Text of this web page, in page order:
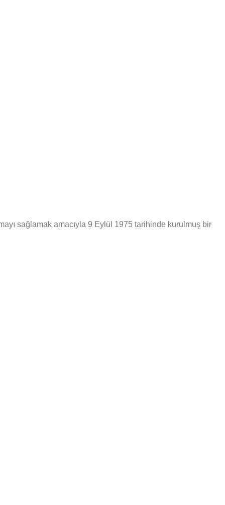
sağlamak amacıyla 9 Eylül 1975 tarihinde kurulmuş bir